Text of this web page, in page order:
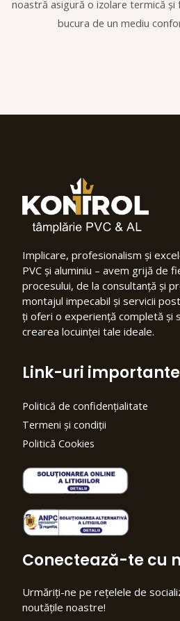
noastră asigură o izolare termică
bucura de un mediu
Implicare, profesionalism și
PVC și aluminiu – avem grijă de
procesului, de la consultanță și
montajul impecabil și servicii
ți oferi o experiență completă și
crearea locuinței tale ideale.
Link-uri importante
Politică de confidențialitate
Termeni și condiții
Politică Cookies
Conectează-te cu
Urmăriți-ne pe rețelele de
noutățile noastre!